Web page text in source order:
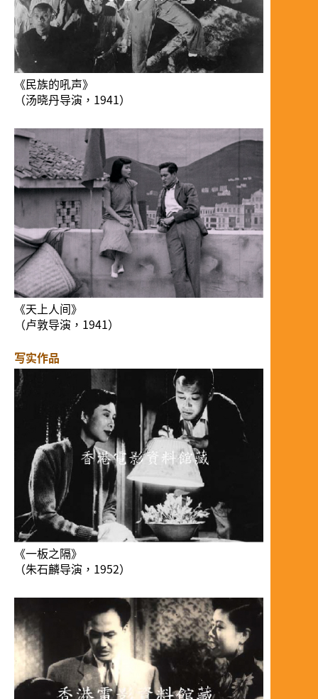
《民族的吼声》
（汤晓丹导演，1941）
《天上人间》
（卢敦导演，1941）
写实作品
《一板之隔》
（朱石麟导演，1952）